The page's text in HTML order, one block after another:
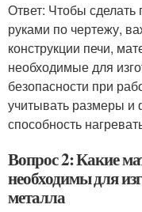
Ответ: Чтобы сделать
руками по чертежу,
конструкции печи,
необходимые для
безопасности при
учитывать размеры и
способность
Вопрос 2: Какие
необходимы для
металла